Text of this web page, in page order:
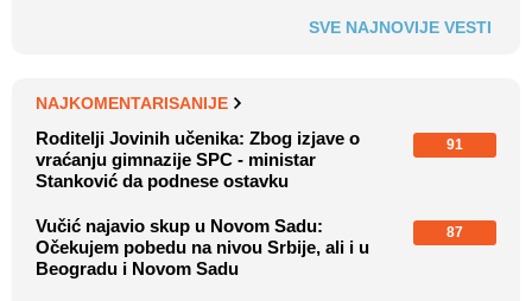
SVE NAJNOVIJE VESTI
NAJKOMENTARISANIJE
Roditelji Jovinih učenika: Zbog izjave o
vraćanju gimnazije SPC - ministar
Stanković da podnese ostavku
91
Vučić najavio skup u Novom Sadu:
Očekujem pobedu na nivou Srbije, ali i u
Beogradu i Novom Sadu
87